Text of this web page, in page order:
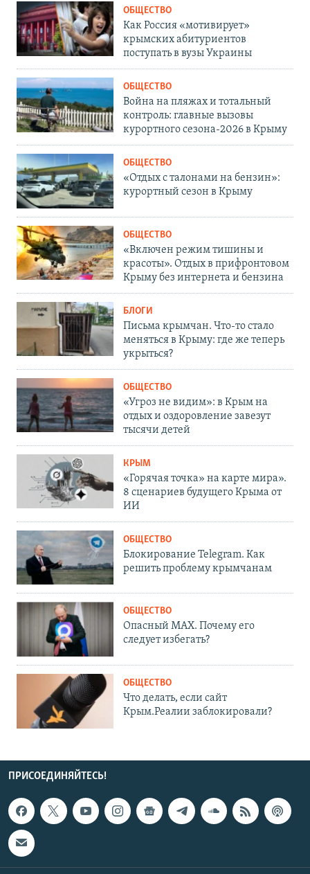
ОБЩЕСТВО
Как Россия «мотивирует»
крымских абитуриентов
поступать в вузы Украины
ОБЩЕСТВО
Война на пляжах и тотальный
контроль: главные вызовы
курортного сезона-2026 в Крыму
ОБЩЕСТВО
«Отдых с талонами на бензин»:
курортный сезон в Крыму
ОБЩЕСТВО
«Включен режим тишины и
красоты». Отдых в прифронтовом
Крыму без интернета и бензина
БЛОГИ
Письма крымчан. Что-то стало
меняться в Крыму: где же теперь
укрыться?
ОБЩЕСТВО
«Угроз не видим»: в Крым на
отдых и оздоровление завезут
тысячи детей
КРЫМ
«Горячая точка» на карте мира».
8 сценариев будущего Крыма от
ИИ
ОБЩЕСТВО
Блокирование Telegram. Как
решить проблему крымчанам
ОБЩЕСТВО
Опасный MAX. Почему его
следует избегать?
ОБЩЕСТВО
Что делать, если сайт
Крым.Реалии заблокировали?
ПРИСОЕДИНЯЙТЕСЬ!